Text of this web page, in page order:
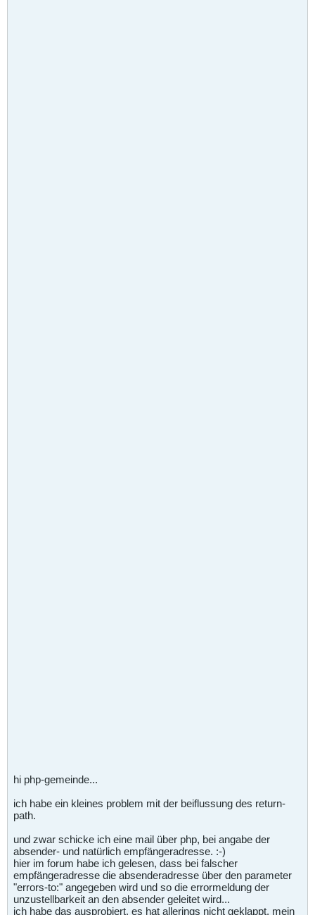
hi php-gemeinde...
ich habe ein kleines problem mit der beiflussung des return-
path.
und zwar schicke ich eine mail über php, bei angabe der
absender- und natürlich empfängeradresse. :-)
hier im forum habe ich gelesen, dass bei falscher
empfängeradresse die absenderadresse über den parameter
"errors-to:" angegeben wird und so die errormeldung der
unzustellbarkeit an den absender geleitet wird...
ich habe das ausprobiert, es hat allerings nicht geklappt. mein